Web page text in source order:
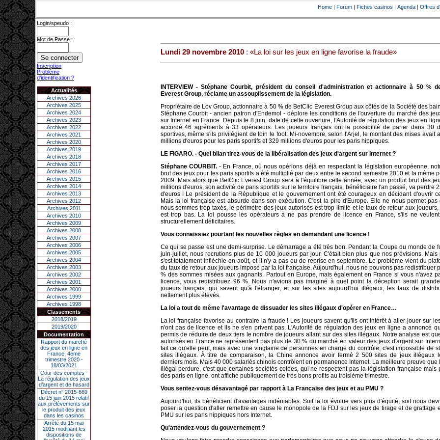
Home | Forum | Fiches casinos | Agenda | Offres
Login/speudo :
Mot de Passe :
Inscription
Problème
d'identification ?
Actualités
Archives 2026
Archives 2025
Archives 2024
Archives 2023
Archives 2022
Archives 2021
Archives 2020
Archives 2019
Archives 2018
Archives 2017
Archives 2016
Archives 2015
Archives 2014
Archives 2013
Archives 2012
Archives 2011
Archives 2010
Archives 2009
Archives 2008
Archives 2007
Archives 2006
Archives 2005
Archives 2004
Archives 2003
Archives 2002
Archives 2001
Archives 2000
Archives 1999
Archives 1998
Classements
2018/2019
2019/2020
Documentation
Rapport du marché
des jeux en ligne en
France, 4eme
trimestre 2020 -
18/03/2021
Cour des comptes -
La régulation des jeux
d’argent et de hasard
Décret n° 2015-669
du 15 juin 2015 relatif
aux prélèvements sur
le produit des jeux
dans les casinos
Arrêté du 15 mai
2015 modifiant les
dispositions de
Lundi 29 novembre 2010: «La loi sur les jeux en ligne favorise la fraude»
INTERVIEW - Stéphane Courbit, président du conseil d'administration et actionnaire à 50 %
Everest Group, réclame un assouplissement de la législation.
Propriétaire de Lov Group, actionnaire à 50 % de BetClic Everest Group aux côtés de la Société des
Stéphane Courbit - ancien patron d'Endemol - déplore les conditions de l'ouverture du marché des
sur Internet en France. Depuis le 8 juin, date de cette ouverture, l'Autorité de régulation des jeux en
accordé 46 agréments à 33 opérateurs. Les joueurs français ont la possibilité de parier dans 30
sportives, même s'ils privilégient de loin le foot. Mi-novembre, selon l'Arjel, le montant des mises avait
millions d'euros pour les paris sportifs et 329 millions d'euros pour les paris hippiques.
LE FIGARO. - Quel bilan tirez-vous de la libéralisation des jeux d'argent sur Internet ?
Stéphane COURBIT.- En France, où nous opérions déjà en respectant la législation européenne,
brut des jeux pour les paris sportifs a été multiplié par deux entre le second semestre 2010 et la même
2009. Mais alors que BetClic Everest Group sera à l'équilibre cette année, avec un produit brut des
millions d'euros, son activité de paris sportifs sur le territoire français, bénéficiaire l'an passé, va perdre
d'euros ! Le président de la République et le gouvernement ont été courageux en décidant d'ouvrir
Mais la loi française est absurde dans son exécution. C'est la pire d'Europe. Elle ne nous permet pas
nous sommes trop taxés, le périmètre des jeux autorisés est trop limité et le taux de retour aux joueurs,
est trop bas. La loi pousse les opérateurs à ne pas prendre de licence en France, s'ils ne
structurellement déficitaires.
Vous connaissiez pourtant les nouvelles règles en demandant une licence !
Ce qui se passe est une demi-surprise. Le démarrage a été très bon. Pendant la Coupe du monde de
juin-juillet, nous recrutions plus de 10 000 joueurs par jour. C'était bien plus que nos prévisions. Mais
s'est totalement infléchie en août, et il n'y a pas eu de reprise en septembre. Le problème vient du
du taux de retour aux joueurs imposé par la loi française. Aujourd'hui, nous ne pouvons pas redistribuer
% des sommes misées aux gagnants. Partout en Europe, mais également en France si vous n'avez
licence, vous redistribuez 96 %. Nous n'avions pas imaginé à quel point la déception serait
joueurs français, qui savent qu'à l'étranger, et sur les sites aujourd'hui illégaux, les taux de
nettement plus élevés.
La loi a tout de même l'avantage de dissuader les sites illégaux d'opérer en France…
La loi française favorise au contraire la fraude ! Les joueurs savent qu'ils ont intérêt à aller jouer sur
n'ont pas de licence et ils ne s'en privent pas. L'Autorité de régulation des jeux en ligne a annoncé
permis de réduire de deux tiers le nombre de joueurs allant sur des sites illégaux. Notre analyse est
autorisés en France ne représentent pas plus de 30 % du marché en valeur des jeux d'argent sur
fait ce qu'elle peut, mais avec une vingtaine de personnes en charge du contrôle, c'est impossible de
sites illégaux. À titre de comparaison, la Chine annonce avoir fermé 2 500 sites de jeux illégaux
derniers mois. Mais 40 000 salariés chinois contrôlent en permanence Internet. La meilleure preuve que
illégal perdure, c'est que certaines sociétés cotées, qui ne respectent pas la législation française mais
des paris en ligne, ont affiché publiquement de très bons profits au troisième trimestre.
Vous sentez-vous désavantagé par rapport à La Française des jeux et au PMU ?
Aujourd'hui, ils bénéficient d'avantages indéniables. Soit la loi évolue vers plus d'équité, soit nous
poser la question d'aller remettre en cause le monopole de la FDJ sur les jeux de tirage et de grattage
PMU sur les paris hippiques hors Internet.
Qu'attendez-vous du gouvernement ?